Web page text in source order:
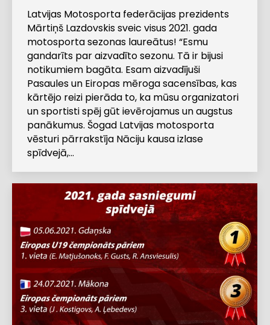
Latvijas Motosporta federācijas prezidents
Mārtiņš Lazdovskis sveic visus 2021. gada
motosporta sezonas laureātus! “Esmu
gandarīts par aizvadīto sezonu. Tā ir bijusi
notikumiem bagāta. Esam aizvadījuši
Pasaules un Eiropas mēroga sacensības, kas
kārtējo reizi pierāda to, ka mūsu organizatori
un sportisti spēj gūt ievērojamus un augstus
panākumus. Šogad Latvijas motosporta
vēsturi pārrakstīja Nāciju kausa izlase
spīdvejā,…